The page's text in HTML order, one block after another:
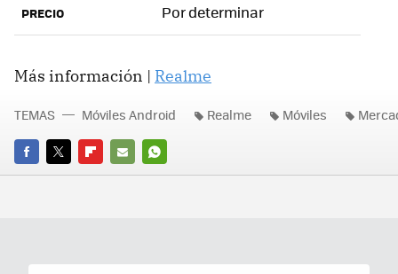
PRECIO Por determinar
Más información | Realme
FACEBOOK
TWITTERFLIPBOARD
E-
WHATSAPP
TEMAS Móviles Android Realme Móviles